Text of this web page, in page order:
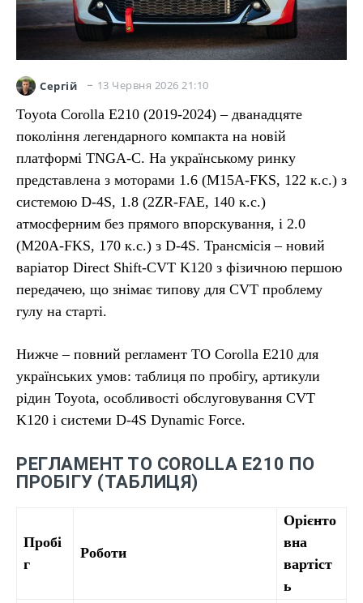
Сергій 13 Червня 2026 21:10
Toyota Corolla E210 (2019-2024) – дванадцяте
покоління легендарного компакта на новій
платформі TNGA-C. На українському ринку
представлена з моторами 1.6 (M15A-FKS, 122 к.с.) з
системою D-4S, 1.8 (2ZR-FAE, 140 к.с.)
атмосферним без прямого впорскування, і 2.0
(M20A-FKS, 170 к.с.) з D-4S. Трансмісія – новий
варіатор Direct Shift-CVT K120 з фізичною першою
передачею, що знімає типову для CVT проблему
гулу на старті.
Нижче – повний регламент ТО Corolla E210 для
українських умов: таблиця по пробігу, артикули
рідин Toyota, особливості обслуговування CVT
K120 і системи D-4S Dynamic Force.
РЕГЛАМЕНТ ТО COROLLA E210 ПО
ПРОБІГУ (ТАБЛИЦЯ)
Пробі
г
Роботи
Орієнто
вна
вартіст
ь